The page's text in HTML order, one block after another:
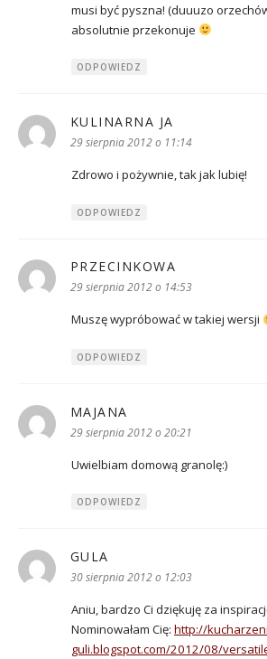
musi być pyszna! (duuuzo
absolutnie przekonuje
ODPOWIEDZ
KULINARNA JA
29 sierpnia 2012 o 11:14
Zdrowo i pożywnie, tak jak lubię!
ODPOWIEDZ
PRZECINKOWA
29 sierpnia 2012 o 14:53
Muszę wypróbować w takiej wersji
ODPOWIEDZ
MAJANA
29 sierpnia 2012 o 20:21
Uwielbiam domową granolę:)
ODPOWIEDZ
GULA
30 sierpnia 2012 o 12:03
Aniu, bardzo Ci dziękuję za
Nominowałam Cię: http://
guli.blogspot.com/2012/08/